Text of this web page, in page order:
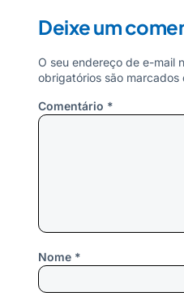
Deixe um
O seu endereço de e-mail
obrigatórios são marcados
Comentário *
Nome *